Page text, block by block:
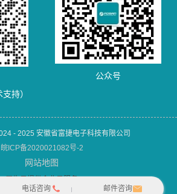
持）
公众号
- 2025 安徽省富捷电子科技有限公司
皖ICP备2020021082号-2
网站地图
犀牛云提供企业云服务
电话咨询 邮件咨询